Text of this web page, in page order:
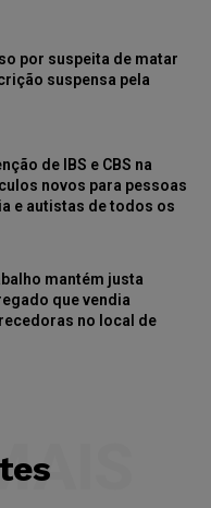
por suspeita de matar
suspensa pela
de IBS e CBS na
novos para pessoas
e autistas de todos os
mantém justa
que vendia
no local de